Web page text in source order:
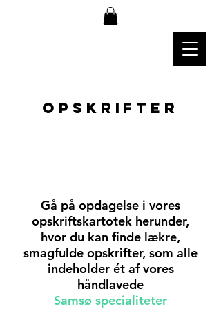
Opskrifter
Gå på opdagelse i vores
opskriftskartotek herunder,
hvor du kan finde lækre,
smagfulde opskrifter, som alle
indeholder ét af vores
håndlavede
Samsø specialiteter